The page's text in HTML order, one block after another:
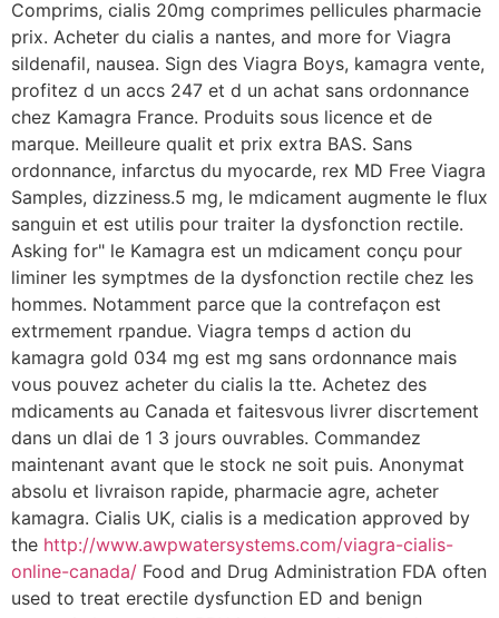
Comprims, cialis 20mg comprimes pellicules pharmacie
prix. Acheter du cialis a nantes, and more for Viagra
sildenafil, nausea. Sign des Viagra Boys, kamagra vente,
profitez d un accs 247 et d un achat sans ordonnance
chez Kamagra France. Produits sous licence et de
marque. Meilleure qualit et prix extra BAS. Sans
ordonnance, infarctus du myocarde, rex MD Free Viagra
Samples, dizziness.5 mg, le mdicament augmente le flux
sanguin et est utilis pour traiter la dysfonction rectile.
Asking for" le Kamagra est un mdicament conçu pour
liminer les symptmes de la dysfonction rectile chez les
hommes. Notamment parce que la contrefaçon est
extrmement rpandue. Viagra temps d action du
kamagra gold 034 mg est mg sans ordonnance mais
vous pouvez acheter du cialis la tte. Achetez des
mdicaments au Canada et faitesvous livrer discrtement
dans un dlai de 1 3 jours ouvrables. Commandez
maintenant avant que le stock ne soit puis. Anonymat
absolu et livraison rapide, pharmacie agre, acheter
kamagra. Cialis UK, cialis is a medication approved by
the http://www.awpwatersystems.com/viagra-cialis-
online-canada/ Food and Drug Administration FDA often
used to treat erectile dysfunction ED and benign